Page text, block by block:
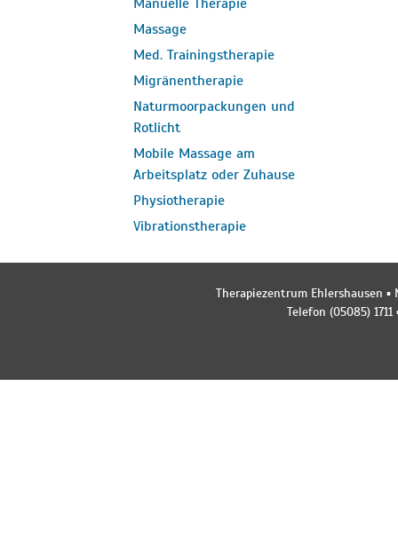
Manuelle Therapie
Massage
Med. Trainingstherapie
Migränentherapie
Naturmoorpackungen und
Rotlicht
Mobile Massage am
Arbeitsplatz oder Zuhause
Physiotherapie
Vibrationstherapie
Therapiezentrum Ehlershausen ▪
Telefon (05085)